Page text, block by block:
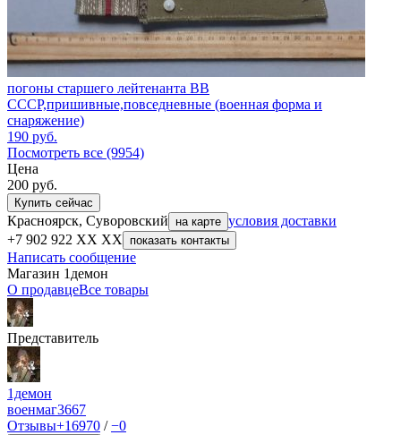
погоны старшего лейтенанта ВВ
СССР,пришивные,повседневные (военная форма и
снаряжение)
190 руб.
Посмотреть все (9954)
Цена
200 руб.
Купить сейчас
Красноярск, Суворовский на карте условия доставки
+7 902 922 XX XX
показать контакты
Написать сообщение
Магазин 1демон
О продавцеВсе товары
Представитель
1демон
военмаг3667
Отзывы+16970 /−0